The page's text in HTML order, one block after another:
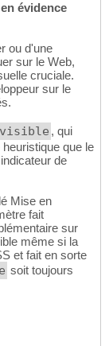
évidence
ou d'une
sur le Web,
cruciale.
sur le
, qui
que le
de
Mise en
fait
sur
même si la
et fait en sorte
soit toujours